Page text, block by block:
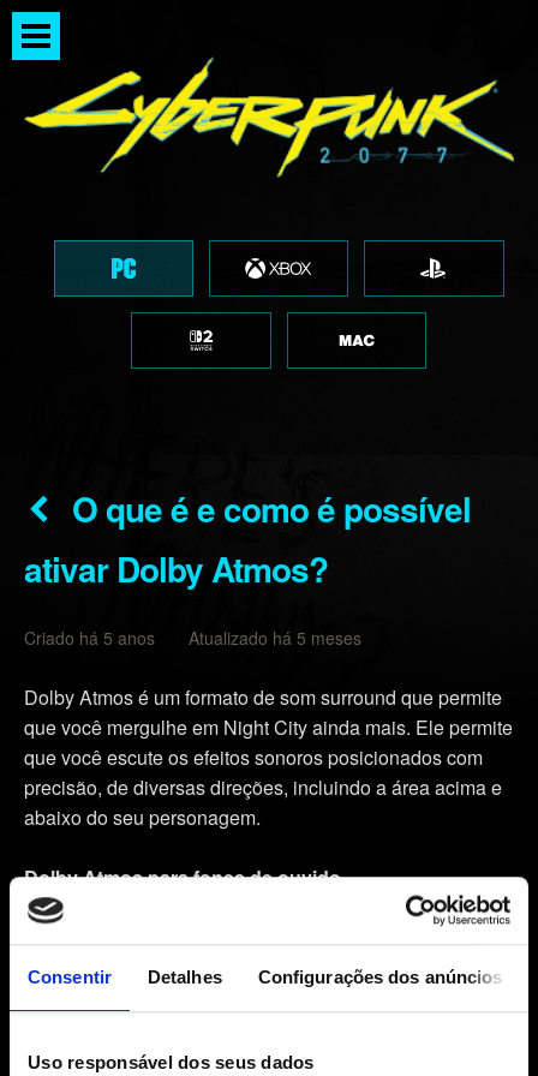
Consentir Detalhes Configurações dos anúncios
Uso responsável dos seus dados
O que é e como é possível
ativar Dolby Atmos?
Criado há 5 anos Atualizado há 5 meses
Dolby Atmos é um formato de som surround que permite
que você mergulhe em Night City ainda mais. Ele permite
que você escute os efeitos sonoros posicionados com
precisão, de diversas direções, incluindo a área acima e
abaixo do seu personagem.
Dolby Atmos para fones de ouvido
Neste caso, todos os fones de ouvido funcionam.
Lembre-se: quanto maior a qualidade dos fones de
ouvido, melhor será sua experiência Dolby Atmos.
Certifique-se de que o receptor de áudio/vídeo seja